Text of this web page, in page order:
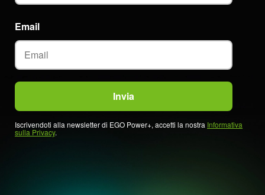
Email
Iscrivendoti alla newsletter di EGO Power+, accetti la nostra Informativa
sulla Privacy.